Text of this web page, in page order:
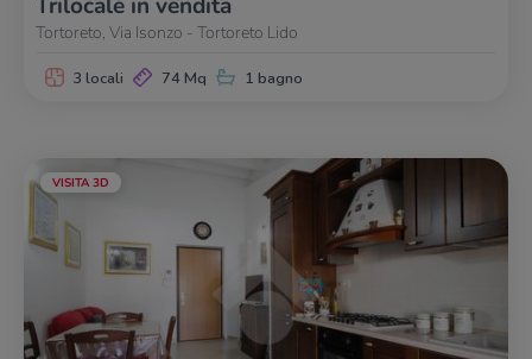
Trilocale in vendita
Tortoreto, Via Isonzo - Tortoreto Lido
3 locali 74 Mq 1 bagno
VISITA 3D